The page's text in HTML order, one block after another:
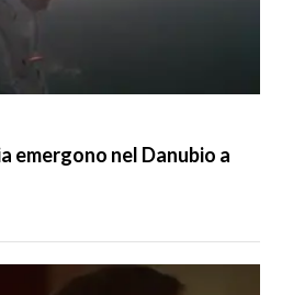
emergono nel Danubio a